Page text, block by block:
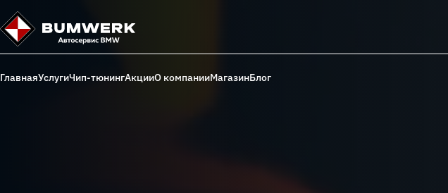
ГлавнаяУслугиЧип-тюнингАкцииО компанииМагазинБлог